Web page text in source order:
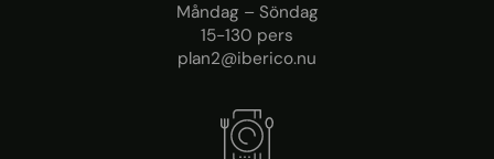
Måndag – Söndag
15-130 pers
plan2@iberico.nu